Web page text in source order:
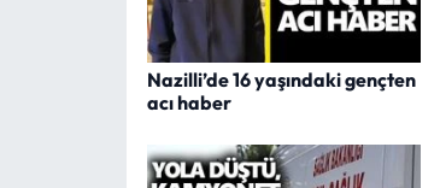
Nazilli’de 16 yaşındaki gençten
acı haber